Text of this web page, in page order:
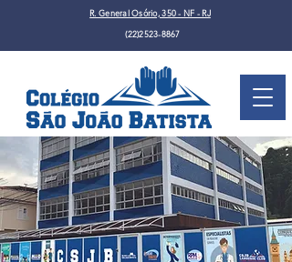
R. General Osório, 350 - NF - RJ
(22)2523-8867